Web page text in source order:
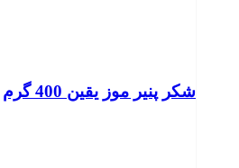
شکر پنیر موز یقین 400 گرم